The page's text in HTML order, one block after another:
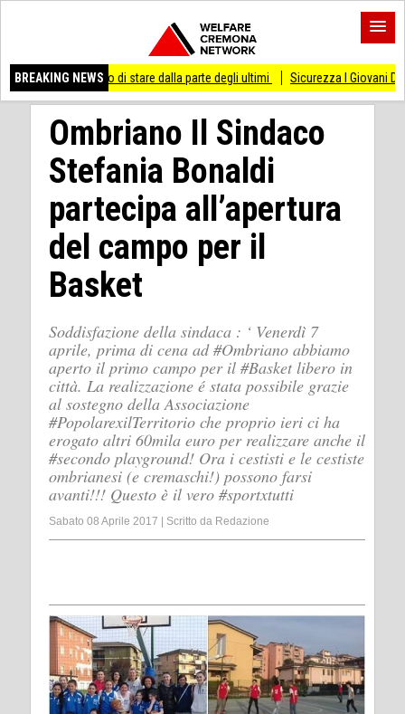
BREAKING NEWS
smesso di stare dalla parte degli ultimi Sicurezza I Giovani Democratici
Ombriano Il Sindaco
Stefania Bonaldi
partecipa all’apertura
del campo per il
Basket
Soddisfazione della sindaca : ‘ Venerdì 7
aprile, prima di cena ad #Ombriano abbiamo
aperto il primo campo per il #Basket libero in
città. La realizzazione é stata possibile grazie
al sostegno della Associazione
#PopolarexilTerritorio che proprio ieri ci ha
erogato altri 60mila euro per realizzare anche il
#secondo playground! Ora i cestisti e le cestiste
ombrianesi (e cremaschi!) possono farsi
avanti!!! Questo è il vero #sportxtutti
Sabato 08 Aprile 2017 Scritto da Redazione